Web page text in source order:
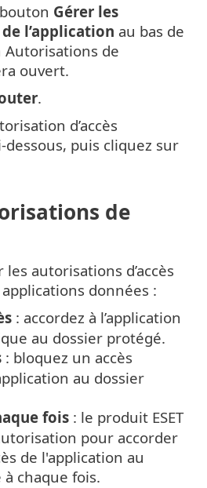
Gérer les
l’application au bas de
Autorisations de
ouvert.
.
d’accès
puis cliquez sur
de
autorisations d’accès
données :
: accordez à l’application
au dossier protégé.
: bloquez un accès
au dossier
fois : le produit ESET
pour accorder
de l'application au
chaque fois.